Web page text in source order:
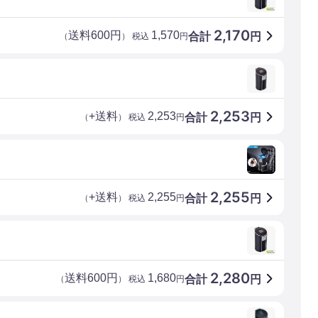
合計 2,170円
（送料600円 ） 税込 1,570円
合計 2,253 円
（+送料） 税込 2,253円
合計 2,255 円
（+送料） 税込 2,255円
合計 2,280円
（送料600円 ） 税込 1,680円